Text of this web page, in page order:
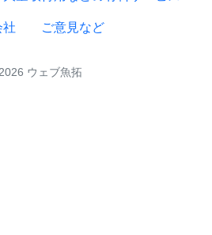
社 ご意見など
ウェブ魚拓